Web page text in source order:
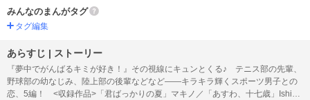
みんなのまんがタグ
タグ編集
あらすじ | ストーリー
『夢中でがんばるキミが好き！』その視線にキュンとくる♪ テニス部の先輩、
野球部の幼なじみ、陸上部の後輩などなど――キラキラ輝くスポーツ男子との
恋、5編！ <収録作品>「君ばっかりの夏」マキノ／「あすわ、十七歳」Ishiko